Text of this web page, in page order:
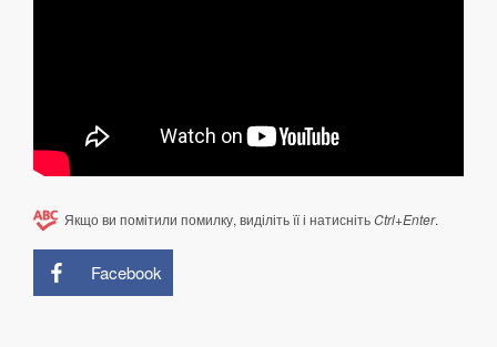
Якщо ви помітили помилку, виділіть її і натиснітьCtrl+Enter.
Facebook